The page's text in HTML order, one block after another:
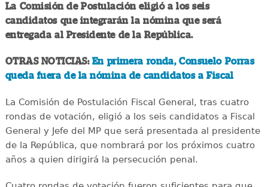
La Comisión de Postulación eligió a los seis
candidatos que integrarán la nómina que será
entregada al Presidente de la República.
OTRAS NOTICIAS: En primera ronda, Consuelo Porras
queda fuera de la nómina de candidatos a Fiscal
La Comisión de Postulación Fiscal General, tras cuatro
rondas de votación, eligió a los seis candidatos a Fiscal
General y Jefe del MP que será presentada al presidente
de la República, que nombrará por los próximos cuatro
años a quien dirigirá la persecución penal.